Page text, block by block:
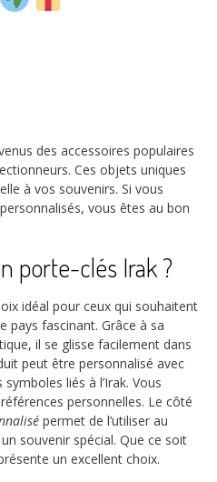
des accessoires populaires
Ces objets uniques
à vos souvenirs. Si vous
personnalisés, vous êtes au bon
porte-clés Irak ?
idéal pour ceux qui souhaitent
pays fascinant. Grâce à sa
il se glisse facilement dans
peut être personnalisé avec
liés à l’Irak. Vous
personnelles. Le côté
permet de l’utiliser au
souvenir spécial. Que ce soit
un excellent choix.